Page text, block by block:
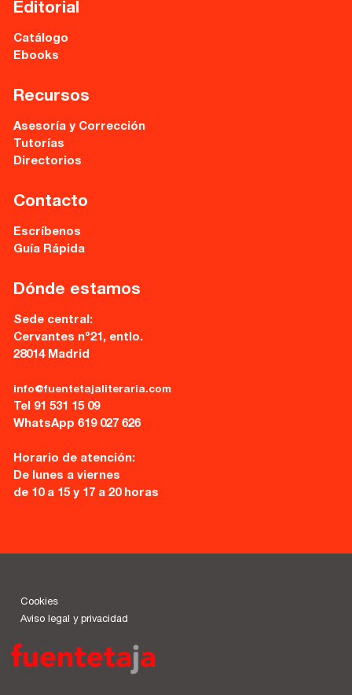
28014 Madrid
info@fuentetajaliteraria.com
Tel 91 531 15 09
De lunes a viernes
de 10 a 15 y 17 a 20 horas
Editorial
Catálogo
Ebooks
Recursos
Asesoría y Corrección
Tutorías
Directorios
Contacto
Escríbenos
Guía Rápida
Dónde estamos
Sede central:
Cervantes nº21, entlo.
28014 Madrid
info@fuentetajaliteraria.com
Tel 91 531 15 09
WhatsApp 619 027 626
Horario de atención:
De lunes a viernes
de 10 a 15 y 17 a 20 horas
Cookies
Aviso legal y privacidad